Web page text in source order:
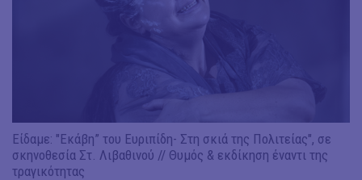
Είδαμε: "Εκάβη” του Ευριπίδη- Στη σκιά της Πολιτείας", σε
σκηνοθεσία Στ. Λιβαθινού // Θυμός & εκδίκηση έναντι της
τραγικότητας